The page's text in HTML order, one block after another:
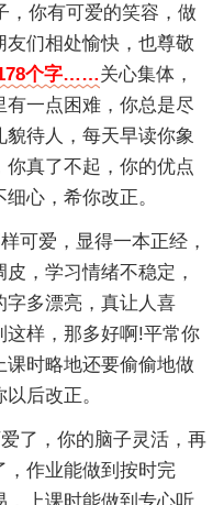
，你有可爱的笑容，做
们相处愉快，也尊敬
个字……关心集体，
一点困难，你总是尽
待人，每天早读你象
真了不起，你的优点
心，希你改正。
可爱，显得一本正经，
，学习情绪不稳定，
字多漂亮，真让人喜
这样，那多好啊!平常你
时略地还要偷偷地做
后改正。
了，你的脑子灵活，再
，作业能做到按时完